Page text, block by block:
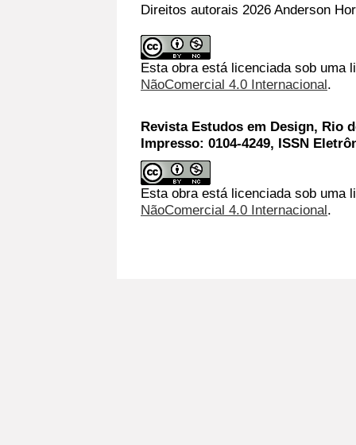
Direitos autorais 2026 Anderson
Esta obra está licenciada sob uma
NãoComercial 4.0 Internacional.
Revista Estudos em Design, Rio
Impresso: 0104-4249, ISSN
Esta obra está licenciada sob uma
NãoComercial 4.0 Internacional.